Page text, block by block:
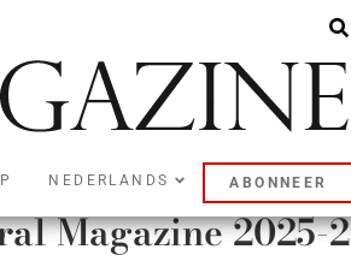
NEDERLANDS ABONNEER
Magazine 2025-2